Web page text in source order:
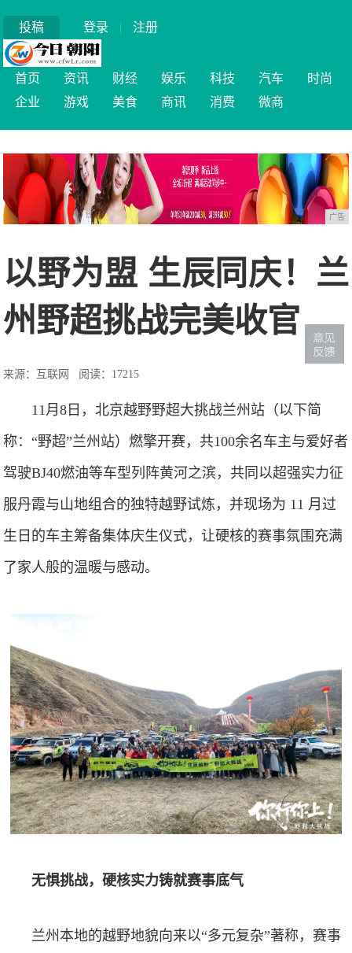
投稿 登录 | 注册
首页 资讯 财经 娱乐 科技 汽车
时尚
企业
游戏 美食 商讯 消费 微商
广告
以野为盟 生辰同庆！兰
州野超挑战完美收官
来源：互联网 阅读：17215
11月8日，北京越野野超大挑战兰州站（以下简
称：“野超”兰州站）燃擎开赛，共100余名车主与爱好者
驾驶BJ40燃油等车型列阵黄河之滨，共同以超强实力征
服丹霞与山地组合的独特越野试炼，并现场为 11 月过
生日的车主筹备集体庆生仪式，让硬核的赛事氛围充满
了家人般的温暖与感动。
无惧挑战，硬核实力铸就赛事底气
兰州本地的越野地貌向来以“多元复杂”著称，赛事